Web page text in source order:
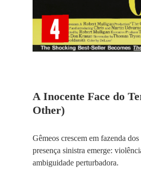
A Inocente Face do
Other)
Gêmeos crescem em fazenda
presença sinistra emerge:
ambiguidade perturbadora.